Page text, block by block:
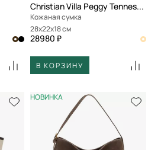
Christian Villa Peggy Tennessee
Кожаная сумка
28x22x18 см
28980 ₽
В КОРЗИНУ
НОВИНКА